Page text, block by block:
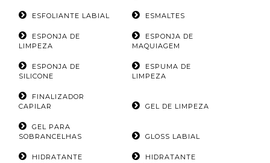
ESFOLIANTE LABIAL ESMALTES
ESPONJA DE
LIMPEZA
ESPONJA DE
MAQUIAGEM
ESPONJA DE
SILICONE
ESPUMA DE
LIMPEZA
FINALIZADOR
CAPILAR
GEL DE LIMPEZA
GEL PARA
SOBRANCELHAS
GLOSS LABIAL
HIDRATANTE
HIDRATANTE